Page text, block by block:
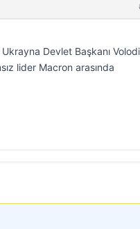
Devlet Başkanı
lider Macron arasında